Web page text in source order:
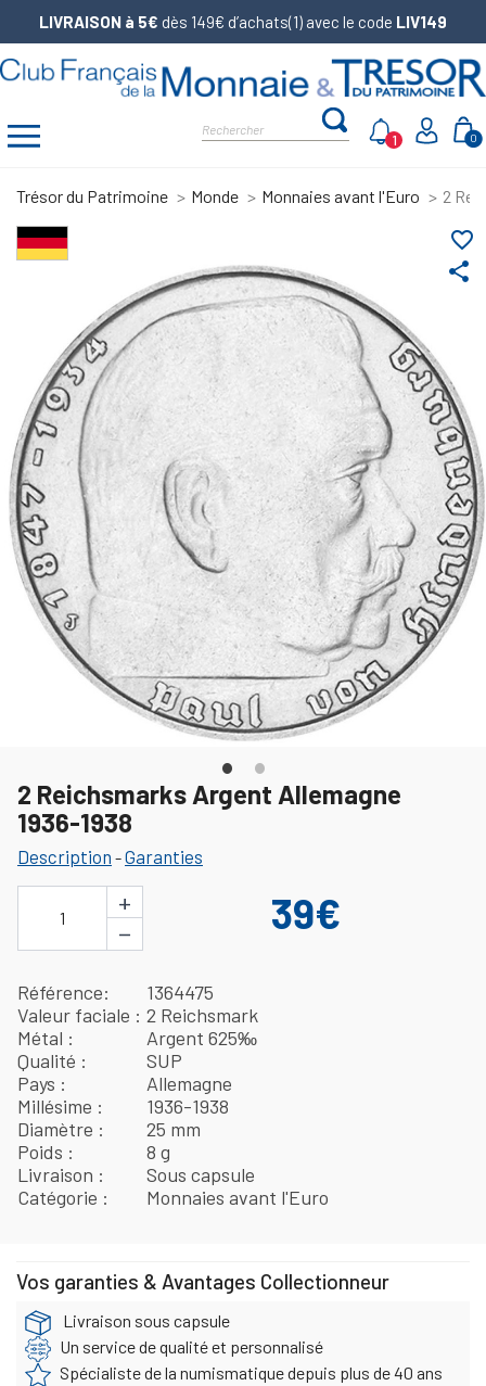
LIVRAISON à 5€ dès 149€ d’achats(1) avec le code LIV149
0
1
Trésor du Patrimoine Monde Monnaies avant l'Euro 2
share
favorite_border
2 Reichsmarks Argent Allemagne
1936-1938
Description -Garanties
1
+
−
39€
Référence
1364475
Valeur faciale
2 Reichsmark
Métal
Argent 625‰
Qualité
SUP
Pays
Allemagne
Millésime
1936-1938
Diamètre
25 mm
Poids
8 g
Livraison
Sous capsule
Catégorie
Monnaies avant l'Euro
Vos garanties & Avantages Collectionneur
Livraison sous capsule
Un service de qualité et personnalisé
Spécialiste de la numismatique depuis plus de 40 ans